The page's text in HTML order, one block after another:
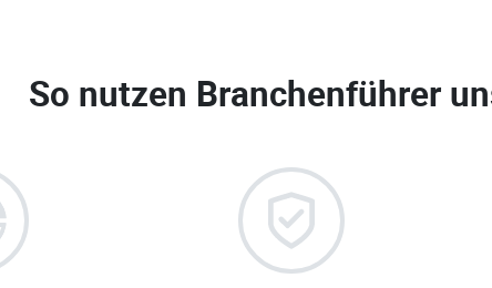
So nutzen Branchenführer